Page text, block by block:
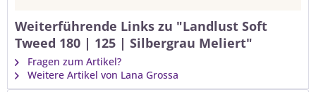
Weiterführende Links zu "Landlust Soft
Tweed 180 | 125 | Silbergrau Meliert"
Fragen zum Artikel?
Weitere Artikel von Lana Grossa